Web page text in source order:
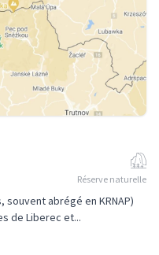
Réserve naturelle
abrégé en KRNAP)
de Liberec et...